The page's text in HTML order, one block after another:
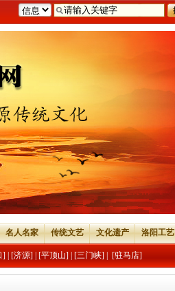
名人名家 传统文艺 文化遗产 洛阳工艺
] [济源] [平顶山] [三门峡] [驻马店]